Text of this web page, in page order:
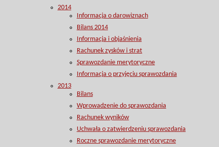
2014
Informacja o darowiznach
Bilans 2014
Informacja i objaśnienia
Rachunek zysków i strat
Sprawozdanie merytoryczne
Informacja o przyjęciu sprawozdania
2013
Bilans
Wprowadzenie do sprawozdania
Rachunek wyników
Uchwała o zatwierdzeniu sprawozdania
Roczne sprawozdanie merytoryczne